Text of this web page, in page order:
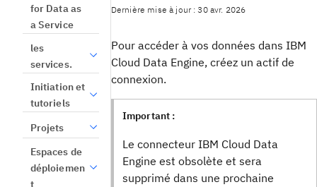
for Data as
a Service
les
services.
Initiation et
tutoriels
Projets
Espaces de
déploiemen
t
Dernière mise à jour : 30 avr. 2026
Pour accéder à vos données dans IBM
Cloud Data Engine, créez un actif de
connexion.
Important :
Le connecteur IBM Cloud Data
Engine est obsolète et sera
supprimé dans une prochaine